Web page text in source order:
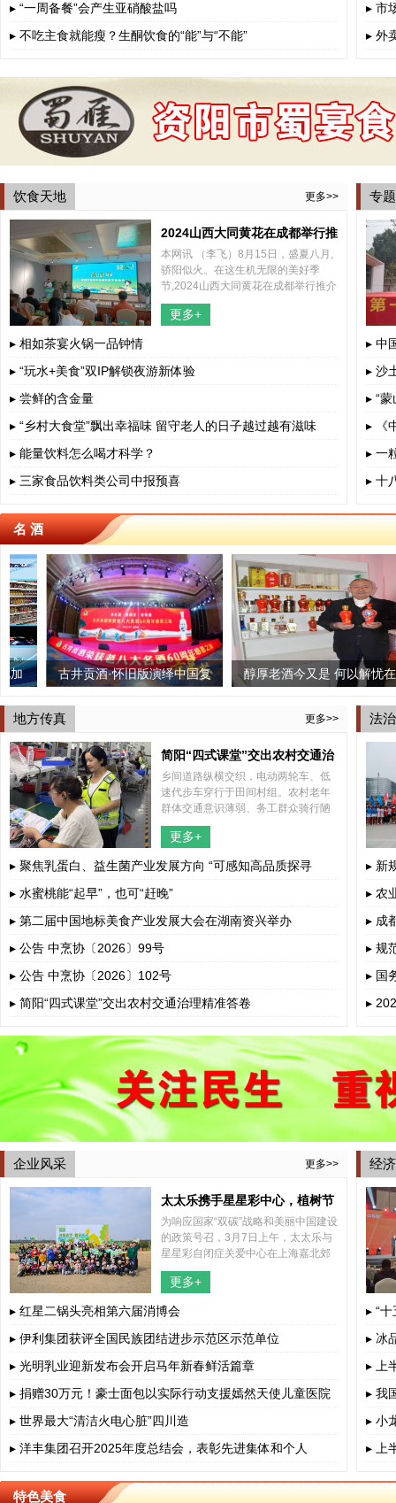
▸ “一周备餐”会产生亚硝酸盐吗
▸ 不吃主食就能瘦？生酮饮食的“能”与“不能”
▸ 市
▸ 外
饮食天地 更多>>
2024山西大同黄花在成都举行推
介会
本网讯 （李飞）8月15日，盛夏八月,
骄阳似火。在这生机无限的美好季
节,2024山西大同黄花在成都举行推介
会，山西大同云州区区委、区政府和
四川省、成都市、相关部门负责人、
更多+
▸ 相如茶宴火锅一品钟情
▸ “玩水+美食”双IP解锁夜游新体验
▸ 尝鲜的含金量
▸ “乡村大食堂”飘出幸福味 留守老人的日子越过越有滋味
▸ 能量饮料怎么喝才科学？
▸ 三家食品饮料类公司中报预喜
专
▸ 中
▸ 沙
▸ “
▸ 《
▸ 一
▸ 十
名 酒
井贡酒·怀旧版演绎中国复
醇厚老酒今又是 何以解忧在
推
根 “泰茶”老字号生根
雅安蔡龙茶业：匠心制茶,一
古法
地方传真 更多>>
简阳“四式课堂”交出农村交通治
理精准答卷
乡间道路纵横交织，电动两轮车、低
速代步车穿行于田间村组。农村老年
群体交通意识薄弱、务工群众骑行陋
习突出、孩童上下学接送风险暗藏，
多重道路安全隐患交织叠加。
更多+
▸ 聚焦乳蛋白、益生菌产业发展方向 “可感知高品质探寻
荟”呼和浩...
▸ 水蜜桃能“起早”，也可“赶晚”
▸ 第二届中国地标美食产业发展大会在湖南资兴举办
▸ 公告 中烹协〔2026〕99号
▸ 公告 中烹协〔2026〕102号
▸ 简阳“四式课堂”交出农村交通治理精准答卷
法
▸ 新
▸ 农
▸ 成
▸ 规
▸ 国
若干
▸
企业风采 更多>>
太太乐携手星星彩中心，植树节
共植希望之树
为响应国家“双碳”战略和美丽中国建设
的政策号召，3月7日上午，太太乐与
星星彩自闭症关爱中心在上海嘉北郊
野公园内共同举办了一场别开生面的
2025年植树节特别活动，结合了植树
更多+
▸ 红星二锅头亮相第六届消博会
▸ 伊利集团获评全国民族团结进步示范区示范单位
▸ 光明乳业迎新发布会开启马年新春鲜活篇章
▸ 捐赠30万元！豪士面包以实际行动支援嫣然天使儿童医院
▸ 世界最大“清洁火电心脏”四川造
▸ 洋丰集团召开2025年度总结会，表彰先进集体和个人
经
▸ “
▸ 冰
▸ 上
▸ 我
▸ 小
▸ 上
特色美食